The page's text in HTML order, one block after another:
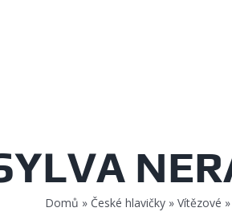
Domů » České hlavičky » Vítězové »